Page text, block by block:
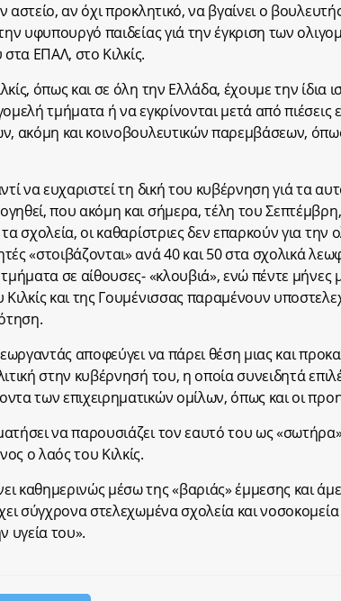
αστείο, αν όχι προκλητικό, να βγαίνει ο
υφυπουργό παιδείας γιά την έγκριση των
ΕΠΑΛ, στο Κιλκίς.
όπως και σε όλη την Ελλάδα, έχουμε την ίδια
τμήματα ή να εγκρίνονται μετά από πιέσεις
ακόμη και κοινοβουλευτικών παρεμβάσεων,
να ευχαριστεί τη δική του κυβέρνηση γιά τα
που ακόμη και σήμερα, τέλη του Σεπτέμβρη,
τα σχολεία, οι καθαρίστριες δεν επαρκούν για
«στοιβάζονται» ανά 40 και 50 στα σχολικά
σε αίθουσες- «κλουβιά», ενώ πέντε μήνες
και της Γουμένισσας παραμένουν
αποφεύγει να πάρει θέση μιας και
στην κυβέρνησή του, η οποία συνειδητά
των επιχειρηματικών ομίλων, όπως και οι
να παρουσιάζει τον εαυτό του ως
ο λαός του Κιλκίς.
καθημερινώς μέσω της «βαριάς» έμμεσης και
σύγχρονα στελεχωμένα σχολεία και
υγεία του».